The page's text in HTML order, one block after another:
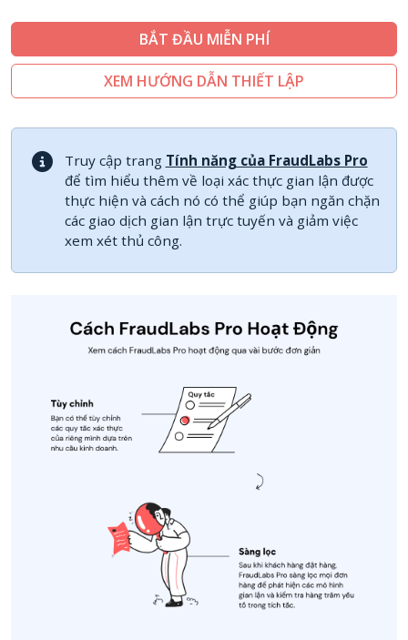
Ecwid by Lightspeed
WISECP
ThirtyBees
Shopware
Sylius
BẮT ĐẦU MIỄN PHÍ
XEM HƯỚNG DẪN THIẾT LẬP
Truy cập trang Tính năng của FraudLabs Pro
để tìm hiểu thêm về loại xác thực gian lận được
thực hiện và cách nó có thể giúp bạn ngăn chặn
các giao dịch gian lận trực tuyến và giảm việc
xem xét thủ công.